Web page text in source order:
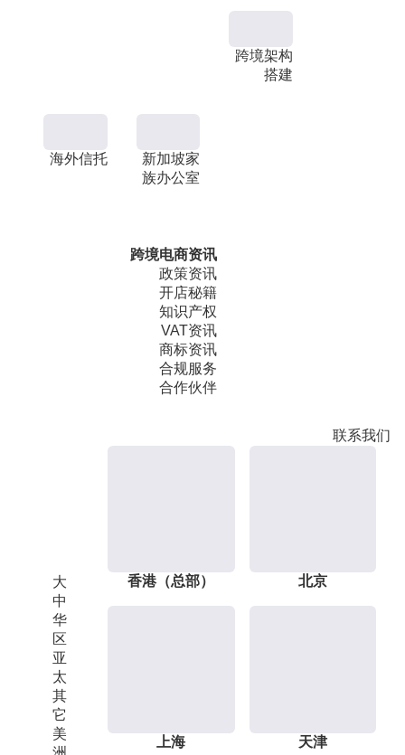
跨境架构
搭建
海外信托
新加坡家
族办公室
跨境电商资讯
政策资讯
开店秘籍
知识产权
VAT资讯
商标资讯
合规服务
合作伙伴
联系我们
大
中
华
区
亚
太
其
它
美
香港（总部） 北京
上海 天津